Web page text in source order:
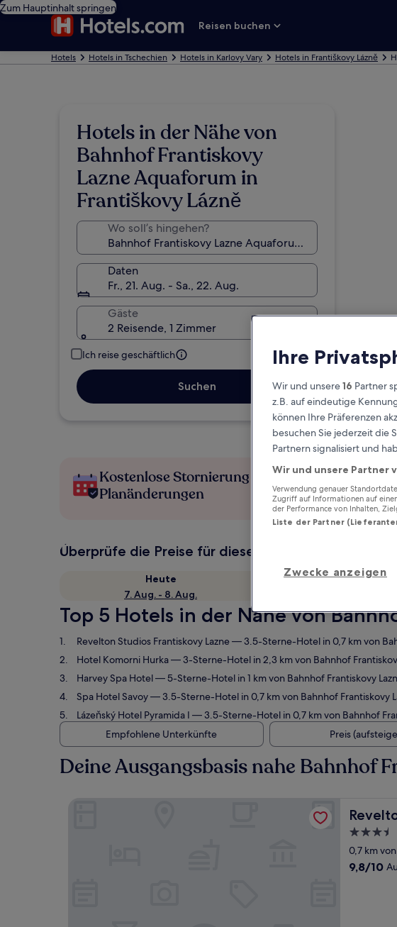
Zum Hauptinhalt springen
Reisen buchen
Hotels Hotels in Tschechien Hotels in Karlovy Vary Hotels in Františkovy Lázně
Hotels in der Nähe von
Bahnhof Frantiskovy
Lazne Aquaforum in
Františkovy Lázně
Wo soll’s hingehen?
Daten
Fr., 21. Aug. - Sa., 22. Aug.
Gäste
2 Reisende, 1 Zimmer
Ich reise geschäftlich
Suchen
Kostenlose Stornierung bei
Planänderungen
Überprüfe die Preise für diese Daten
Heute
7. Aug. - 8. Aug.
Morgen
Top 5 Hotels in der Nähe von
Revelton Studios Frantiskovy Lazne— 3.5-Sterne-Hotel in 0,7 km von
Hotel Komorni Hurka— 3-Sterne-Hotel in 2,3 km von Bahnhof
Harvey Spa Hotel— 5-Sterne-Hotel in 1 km von Bahnhof Frantiskovy
Spa Hotel Savoy— 3.5-Sterne-Hotel in 0,7 km von Bahnhof
Lázeňský Hotel Pyramida I — 3.5-Sterne-Hotel in 0,7 km von Bahnhof
Empfohlene Unterkünfte
Preis
Deine Ausgangsbasis nahe Bahnhof
3.5-
Sterne-
0,7 km
9.8
9,8/10
Ihre
Wir und unsere16 Partner
z.B. auf eindeutige
können Ihre Präferenzen
besuchen Sie jederzeit die
Partnern signalisiert und
Wir und unsere Partner
Verwendung genauer
Zugriff auf Informationen auf
der Performance von Inhalten,
Liste der Partner
Zwecke anzeigen